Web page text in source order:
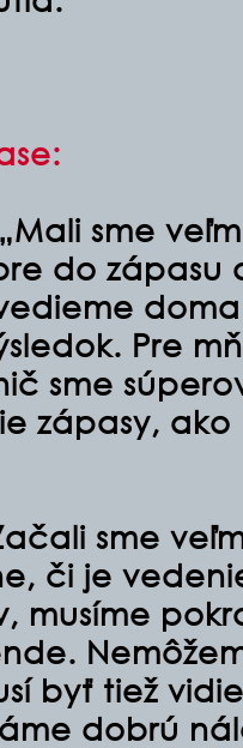
„Mali sme
do zápasu
Pre
sme
zápasy,
sme
či je
musíme
byť tiež
dobrú